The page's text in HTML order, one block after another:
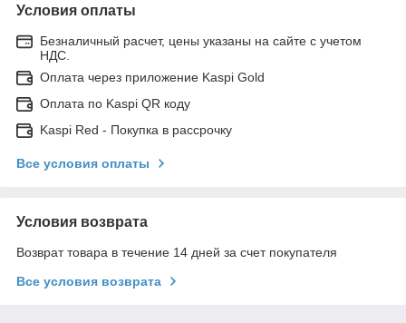
Условия оплаты
Безналичный расчет, цены указаны на сайте с учетом
НДС.
Оплата через приложение Kaspi Gold
Оплата по Kaspi QR коду
Kaspi Red - Покупка в рассрочку
Все условия оплаты
Условия возврата
Возврат товара в течение 14 дней за счет покупателя
Все условия возврата